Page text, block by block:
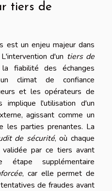
tiers de
est un enjeu majeur dans
d'un tiers de
fiabilité des échanges
climat de confiance
et les opérateurs de
implique l'utilisation d'un
agissant comme un
les parties prenantes. La
de sécurité, où chaque
par ce tiers avant
étape supplémentaire
, car elle permet de
de fraudes avant